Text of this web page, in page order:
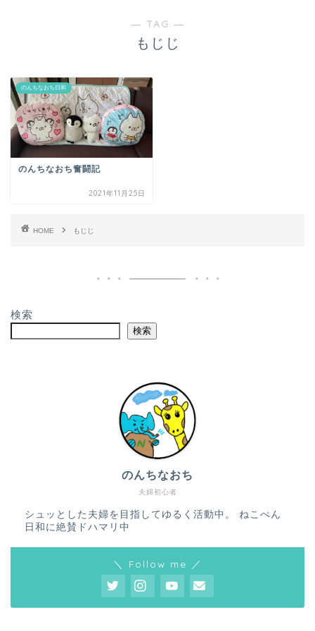
― TAG ―
もじじ
のんちなおち日和
のんちなおち奮闘記
2021年11月25日
HOME もじじ
検索
検索
夫婦初心者
のんちなおち
シュッとした夫婦を目指してゆるく活動中。 ねこぺん
日和に絶賛ドハマリ中
＼ Follow me ／